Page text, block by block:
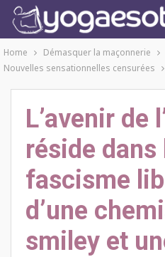
Home
Démasquer la maçonnerie
Nouvelles sensationnelles censurées
L’avenir de
réside dans
fascisme
d’une
smiley et